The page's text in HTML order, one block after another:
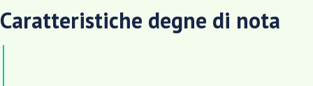
Caratteristiche degne di nota